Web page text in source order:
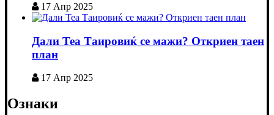
17 Апр 2025
Дали Теа Таировиќ се мажи? Откриен таен
план
17 Апр 2025
Ознаки